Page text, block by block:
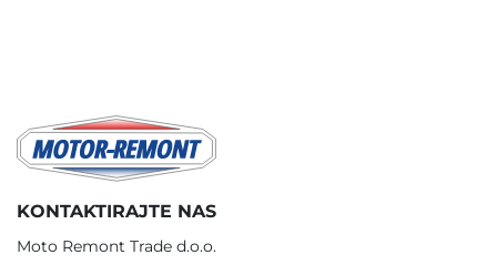
KONTAKTIRAJTE NAS
Moto Remont Trade d.o.o.